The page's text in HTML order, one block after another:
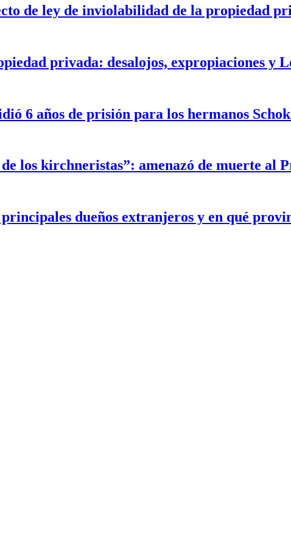
de ley de inviolabilidad de la propiedad
privada: desalojos, expropiaciones y
6 años de prisión para los hermanos
los kirchneristas”: amenazó de muerte al
dueños extranjeros y en qué